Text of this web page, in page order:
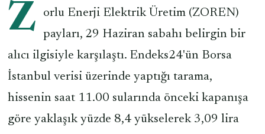
Z
orlu Enerji Elektrik Üretim (ZOREN)
payları, 29 Haziran sabahı belirgin bir
alıcı ilgisiyle karşılaştı. Endeks24'ün Borsa
İstanbul verisi üzerinde yaptığı tarama,
hissenin saat 11.00 sularında önceki kapanışa
göre yaklaşık yüzde 8,4 yükselerek 3,09 lira